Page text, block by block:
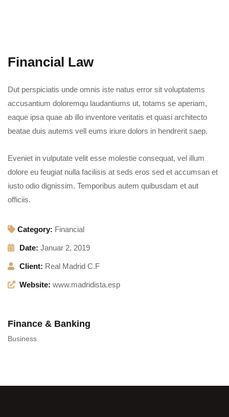
Financial Law
Dut perspiciatis unde omnis iste natus error sit voluptatems
accusantium doloremqu laudantiums ut, totams se aperiam,
eaque ipsa quae ab illo inventore veritatis et quasi architecto
beatae duis autems vell eums iriure dolors in hendrerit saep.
Eveniet in vulputate velit esse molestie consequat, vel illum
dolore eu feugiat nulla facilisis at seds eros sed et accumsan et
iusto odio dignissim. Temporibus autem quibusdam et aut
officiis.
Category: Financial
Date: Januar 2, 2019
Client: Real Madrid C.F
Website: www.madridista.esp
Finance & Banking
Business